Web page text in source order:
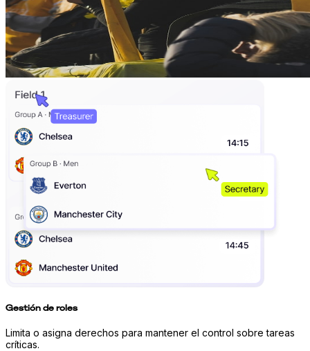
Gestión de roles
Limita o asigna derechos para mantener el control sobre tareas
críticas.